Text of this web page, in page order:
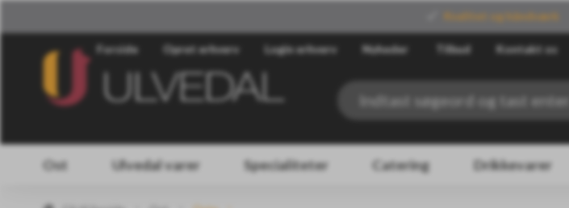
Kvalitet og håndværk
Forside Opret erhverv Login erhverv Nyheder Tilbud Kontakt os
Ost Ulvedal varer Specialiteter Catering Drikkevarer